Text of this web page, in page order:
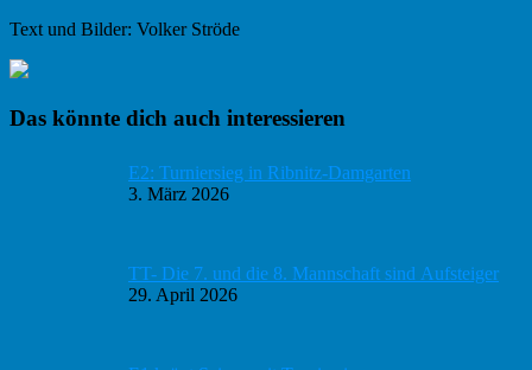
Text und Bilder: Volker Ströde
Haupt-
Das könnte dich auch interessieren
E2: Turniersieg in Ribnitz-Damgarten
3. März 2026
TT- Die 7. und die 8. Mannschaft sind Aufsteiger
29. April 2026